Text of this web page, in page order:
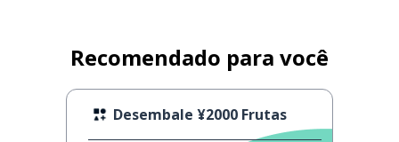
Recomendado para você
Desembale ¥2000 Frutas